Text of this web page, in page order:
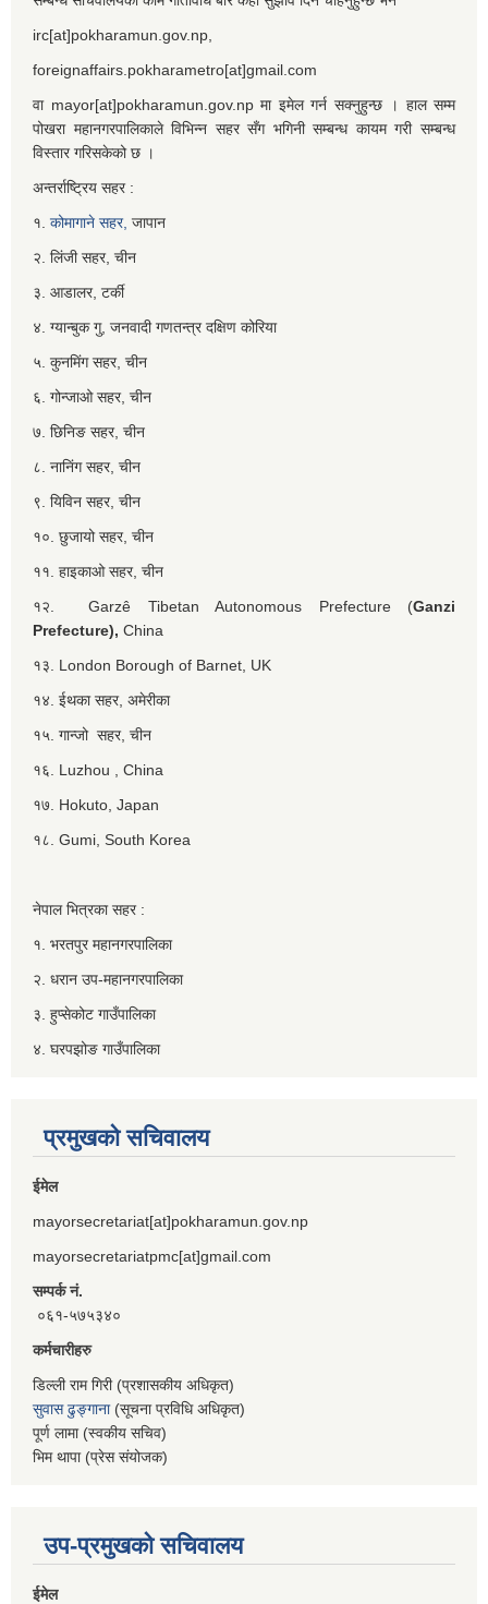
irc[at]pokharamun.gov.np,
foreignaffairs.pokharametro[at]gmail.com
वा mayor[at]pokharamun.gov.np मा इमेल गर्न सक्नुहुन्छ । हाल सम्म
पोखरा महानगरपालिकाले विभिन्न सहर सँग भगिनी सम्बन्ध कायम गरी सम्बन्ध
विस्तार गरिसकेको छ ।
अन्तर्राष्ट्रिय सहर :
१. कोमागाने सहर, जापान
२. लिंजी सहर, चीन
३. आडालर, टर्की
४. ग्यान्बुक गु, जनवादी गणतन्त्र दक्षिण कोरिया
५. कुनमिंग सहर, चीन
६. गोन्जाओ सहर, चीन
७. छिनिङ सहर, चीन
८. नानिंग सहर, चीन
९. यिविन सहर, चीन
१०. छुजायो सहर, चीन
११. हाइकाओ सहर, चीन
१२. Garzê Tibetan Autonomous Prefecture (Ganzi
Prefecture), China
१३. London Borough of Barnet, UK
१४. ईथका सहर, अमेरीका
१५. गान्जो सहर, चीन
१६. Luzhou , China
१७. Hokuto, Japan
१८. Gumi, South Korea
नेपाल भित्रका सहर :
१. भरतपुर महानगरपालिका
२. धरान उप-महानगरपालिका
३. हुप्सेकोट गाउँपालिका
४. घरपझोङ गाउँपालिका
प्रमुखको सचिवालय
ईमेल
mayorsecretariat[at]pokharamun.gov.np
mayorsecretariatpmc[at]gmail.com
सम्पर्क नं.
०६१-५७५३४०
कर्मचारीहरु
डिल्ली राम गिरी (प्रशासकीय अधिकृत)
सुवास ढुङ्गाना(सूचना प्रविधि अधिकृत)
पूर्ण लामा (स्वकीय सचिव)
भिम थापा (प्रेस संयोजक)
उप-प्रमुखको सचिवालय
ईमेल